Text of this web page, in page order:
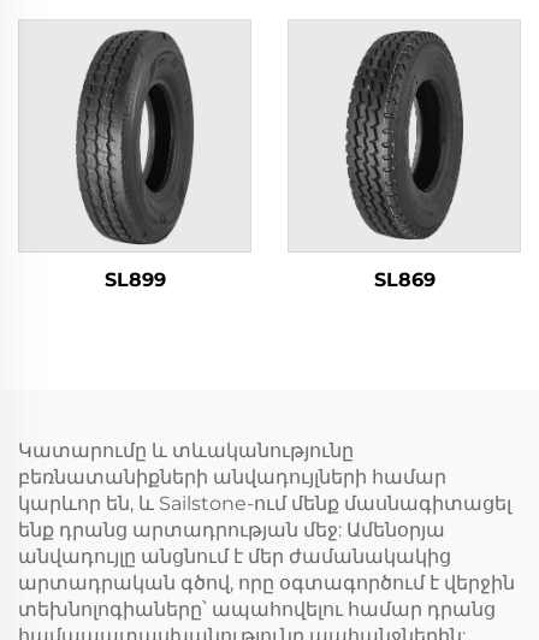
SL899 SL869
Կատարումը և տևականությունը
բեռնատանիքների անվադույլների համար
կարևոր են, և Sailstone-ում մենք մասնագիտացել
ենք դրանց արտադրության մեջ: Ամենօրյա
անվադույլը անցնում է մեր ժամանակակից
արտադրական գծով, որը օգտագործում է վերջին
տեխնոլոգիաները՝ ապահովելու համար դրանց